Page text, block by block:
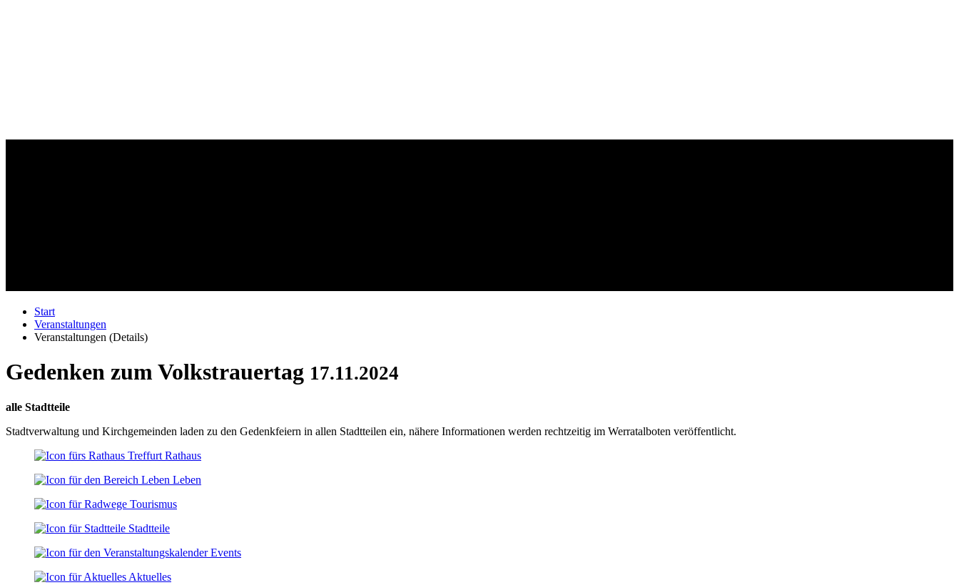
Start
Veranstaltungen
Veranstaltungen (Details)
Gedenken zum Volkstrauertag 17.11.2024
alle Stadtteile
Stadtverwaltung und Kirchgemeinden laden zu den Gedenkfeiern in allen Stadtteilen ein, nähere Informationen werden rechtzeitig im Werratalboten veröffentlicht.
Rathaus
Leben
Tourismus
Stadtteile
Events
Aktuelles